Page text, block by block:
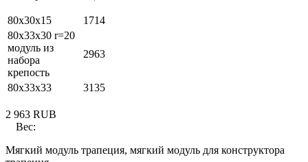
80х30х15
1714
80х33х30 r=20
модуль из
набора
крепость
2963
80х33х33 3135
2 963 RUB
Вес:
Мягкий модуль трапеция, мягкий модуль для конструктора